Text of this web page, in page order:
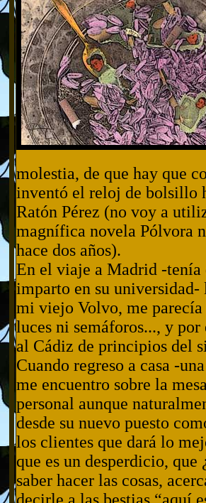
molestia, de que hay que
inventó el reloj de bolsillo
Ratón Pérez (no voy a
magnífica novela Pólvora
hace dos años).
En el viaje a Madrid -tenía
imparto en su
mi viejo Volvo, me parecía
luces ni semáforos..., y
al Cádiz de principios del
Cuando regreso a casa -
me encuentro sobre la
personal aunque
desde su nuevo puesto
los clientes que dará lo
que es un desperdicio, que
saber hacer las cosas,